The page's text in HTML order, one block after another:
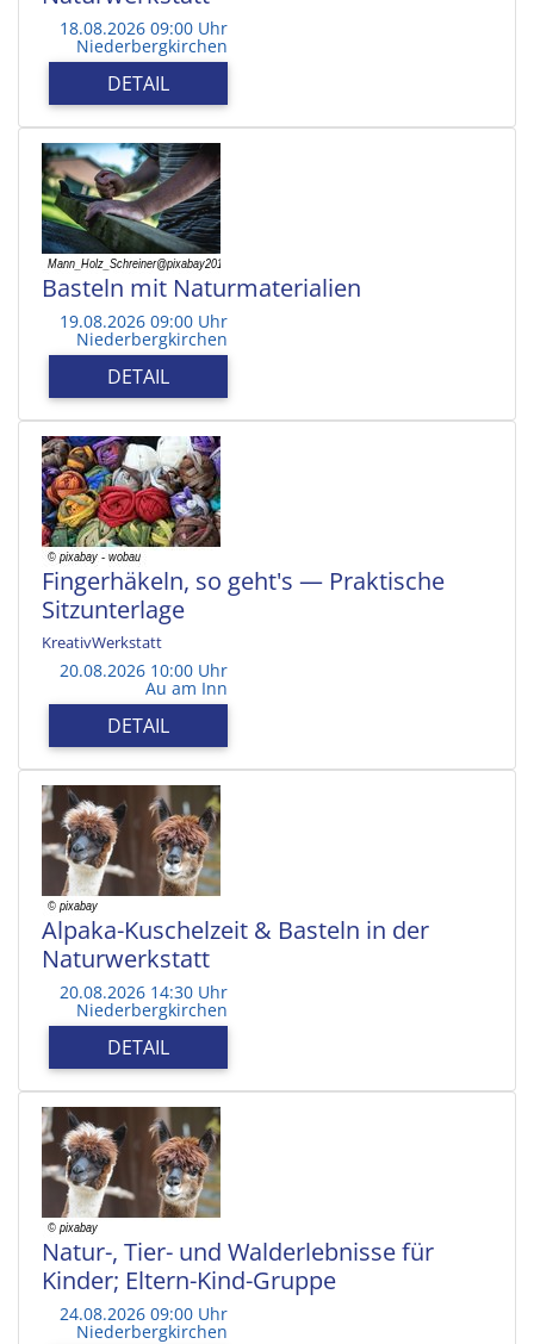
18.08.2026 09:00 Uhr
Niederbergkirchen
DETAIL
Basteln mit Naturmaterialien
19.08.2026 09:00 Uhr
Niederbergkirchen
DETAIL
Fingerhäkeln, so geht's — Praktische
Sitzunterlage
KreativWerkstatt
20.08.2026 10:00 Uhr
Au am Inn
DETAIL
Alpaka-Kuschelzeit & Basteln in der
Naturwerkstatt
20.08.2026 14:30 Uhr
Niederbergkirchen
DETAIL
Natur-, Tier- und Walderlebnisse für
Kinder; Eltern-Kind-Gruppe
24.08.2026 09:00 Uhr
Niederbergkirchen